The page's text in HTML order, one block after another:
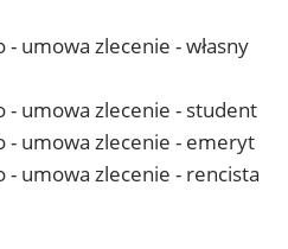
umowa zlecenie - własny
umowa zlecenie - student
umowa zlecenie - emeryt
umowa zlecenie - rencista